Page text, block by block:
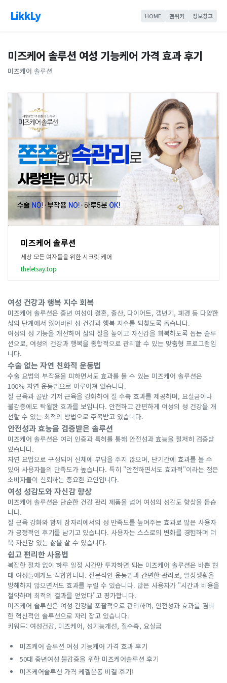
LikkLy HOME 맨위키 정보창고
미즈케어 솔루션 여성 기능케어 가격 효과 후기
미즈케어 솔루션
미즈케어 솔루션
세상 모든 여자들을 위한 시크릿 케어
theletsay.top
여성 건강과 행복 지수 회복
미즈케어 솔루션은 중년 여성이 결혼, 출산, 다이어트, 갱년기, 폐경 등 다양한
삶의 단계에서 잃어버린 성 건강과 행복 지수를 되찾도록 돕습니다.
여성의 성 기능을 개선하여 삶의 질을 높이고 자신감을 회복하도록 돕는 솔루
션으로, 여성의 건강과 행복을 종합적으로 관리할 수 있는 맞춤형 프로그램입
니다.
수술 없는 자연 친화적 운동법
수술 요법의 부작용을 피하면서도 효과를 볼 수 있는 미즈케어 솔루션은
100% 자연 운동법으로 이루어져 있습니다.
질 근육과 골반 기저 근육을 강화하여 질 수축 효과를 제공하며, 요실금이나
불감증에도 탁월한 효과를 보입니다. 안전하고 간편하게 여성의 성 건강을 개
선할 수 있는 최적의 방법으로 주목받고 있습니다.
안전성과 효능을 검증받은 솔루션
미즈케어 솔루션은 여러 인증과 특허를 통해 안전성과 효능을 철저히 검증받
았습니다.
자연 요법으로 구성되어 신체에 부담을 주지 않으며, 단기간에 효과를 볼 수
있어 사용자들의 만족도가 높습니다. 특히 "안전하면서도 효과적"이라는 점은
소비자들이 신뢰하는 중요한 요인입니다.
여성 성감도와 자신감 향상
미즈케어 솔루션은 단순한 건강 관리 제품을 넘어 여성의 성감도 향상을 돕습
니다.
질 근육 강화와 함께 잠자리에서의 성 만족도를 높여주는 효과로 많은 사용자
가 긍정적인 후기를 남기고 있습니다. 사용자는 스스로의 변화를 경험하며 더
욱 자신감 있는 삶을 살 수 있습니다.
쉽고 편리한 사용법
복잡한 절차 없이 하루 일정 시간만 투자하면 되는 미즈케어 솔루션은 바쁜 현
대 여성들에게도 적합합니다. 전문적인 운동법과 간편한 관리로, 일상생활을
방해하지 않으면서도 효과를 누릴 수 있습니다. 많은 사용자가 "시간과 비용을
절약하며 최적의 결과를 얻었다"고 평가합니다.
미즈케어 솔루션은 여성 건강을 포괄적으로 관리하며, 안전성과 효과를 겸비
한 혁신적인 솔루션으로 자리 잡고 있습니다.
키워드: 여성건강, 미즈케어, 성기능개선, 질수축, 요실금
미즈케어 솔루션 여성 기능케어 가격 효과 후기
50대 중년여성 불감증을 위한 미즈케어솔루션 후기
미즈케어솔루션 가격 케겔운동 비결 후기!